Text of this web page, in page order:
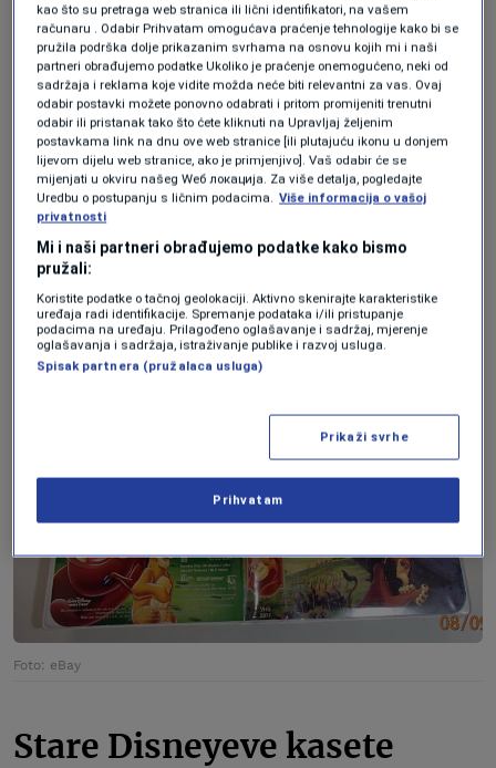
njihove prodaje, pod uslovom da dolaze u
originalnom pakovanju. Cijeli set
originalnih akcijskih figurica iz 1993., koje
su još u kutijama, na eBay-u košta oko
1350 funti, dok set koji nije u kutiji košta
mnogo manje, između 30 i 60 funti.
Foto: eBay
Stare Disneyeve kasete
kao što su pretraga web stranica ili lični identifikatori, na vašem
računaru . Odabir Prihvatam omogućava praćenje tehnologije kako bi se
pružila podrška dolje prikazanim svrhama na osnovu kojih mi i naši
partneri obrađujemo podatke Ukoliko je praćenje onemogućeno, neki od
sadržaja i reklama koje vidite možda neće biti relevantni za vas. Ovaj
odabir postavki možete ponovno odabrati i pritom promijeniti trenutni
odabir ili pristanak tako što ćete kliknuti na Upravljaj željenim
postavkama link na dnu ove web stranice [ili plutajuću ikonu u donjem
lijevom dijelu web stranice, ako je primjenjivo]. Vaš odabir će se
mijenjati u okviru našeg Wеб локација. Za više detalja, pogledajte
Uredbu o postupanju s ličnim podacima. Više informacija o vašoj
privatnosti
Mi i naši partneri obrađujemo podatke kako bismo
pružali:
Koristite podatke o tačnoj geolokaciji. Aktivno skenirajte karakteristike
uređaja radi identifikacije. Spremanje podataka i/ili pristupanje
podacima na uređaju. Prilagođeno oglašavanje i sadržaj, mjerenje
oglašavanja i sadržaja, istraživanje publike i razvoj usluga.
Spisak partnera (pružalaca usluga)
Prikaži svrhe
Prihvatam